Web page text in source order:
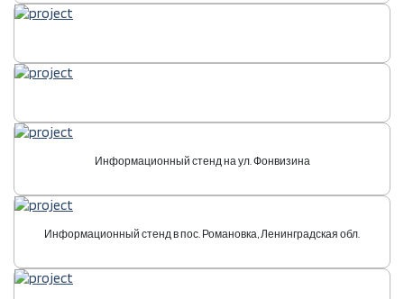
Информационный стенд на ул. Фонвизина
Информационный стенд в пос. Романовка, Ленинградская обл.